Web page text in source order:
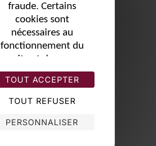
fraude. Certains
cookies sont
nécessaires au
fonctionnement du
site et de nos
services. Vous
pouvez accepter,
gérer vos
finalité ou continuer
TOUT ACCEPTER
TOUT REFUSER
PERSONNALISER